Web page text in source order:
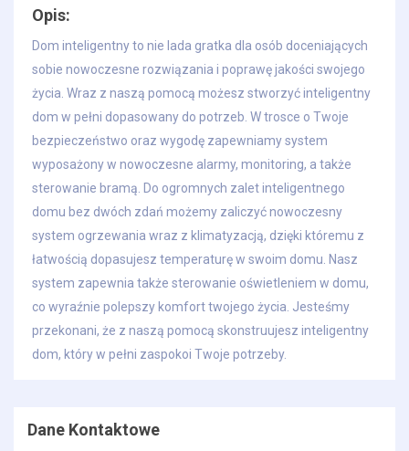
Opis:
Dom inteligentny to nie lada gratka dla osób doceniających
sobie nowoczesne rozwiązania i poprawę jakości swojego
życia. Wraz z naszą pomocą możesz stworzyć inteligentny
dom w pełni dopasowany do potrzeb. W trosce o Twoje
bezpieczeństwo oraz wygodę zapewniamy system
wyposażony w nowoczesne alarmy, monitoring, a także
sterowanie bramą. Do ogromnych zalet inteligentnego
domu bez dwóch zdań możemy zaliczyć nowoczesny
system ogrzewania wraz z klimatyzacją, dzięki któremu z
łatwością dopasujesz temperaturę w swoim domu. Nasz
system zapewnia także sterowanie oświetleniem w domu,
co wyraźnie polepszy komfort twojego życia. Jesteśmy
przekonani, że z naszą pomocą skonstruujesz inteligentny
dom, który w pełni zaspokoi Twoje potrzeby.
Dane Kontaktowe